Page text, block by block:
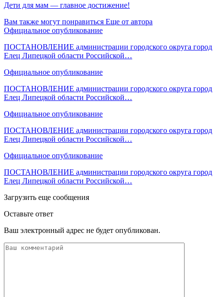
Дети для мам — главное достижение!
Вам также могут понравиться Еще от автора
Официальное опубликование
ПОСТАНОВЛЕНИЕ администрации городского округа город
Елец Липецкой области Российской…
Официальное опубликование
ПОСТАНОВЛЕНИЕ администрации городского округа город
Елец Липецкой области Российской…
Официальное опубликование
ПОСТАНОВЛЕНИЕ администрации городского округа город
Елец Липецкой области Российской…
Официальное опубликование
ПОСТАНОВЛЕНИЕ администрации городского округа город
Елец Липецкой области Российской…
Загрузить еще сообщения
Оставьте ответ
Ваш электронный адрес не будет опубликован.